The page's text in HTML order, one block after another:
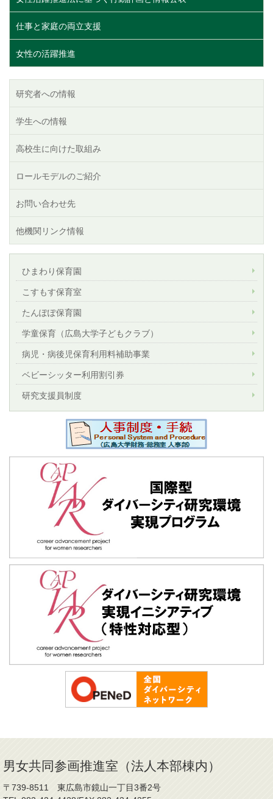
仕事と家庭の両立支援
女性の活躍推進
研究者への情報
学生への情報
高校生に向けた取組み
ロールモデルのご紹介
お問い合わせ先
他機関リンク情報
ひまわり保育園
こすもす保育室
たんぽぽ保育園
学童保育（広島大学子どもクラブ）
病児・病後児保育利用料補助事業
ベビーシッター利用割引券
研究支援員制度
男女共同参画推進室（法人本部棟内）
〒739-8511 東広島市鏡山一丁目3番2号